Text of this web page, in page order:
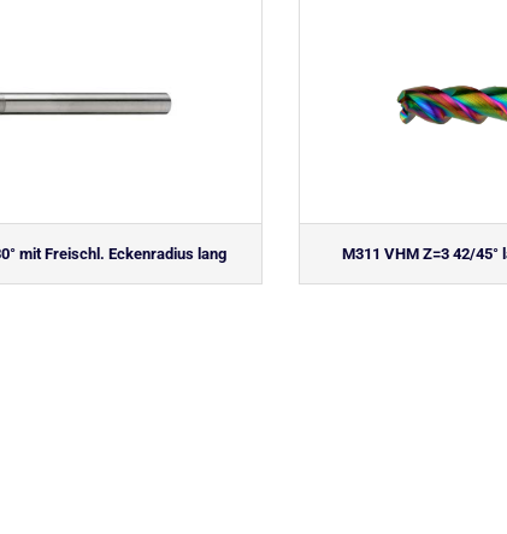
mit Freischl. Eckenradius lang M311 VHM Z=3 42/